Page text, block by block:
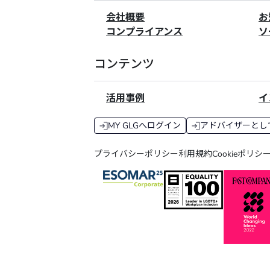
会社概要
コンプライアンス
コンテンツ
活用事例
MY GLGへログイン アドバイザーと
プライバシーポリシー利用規約Cookieポリシ